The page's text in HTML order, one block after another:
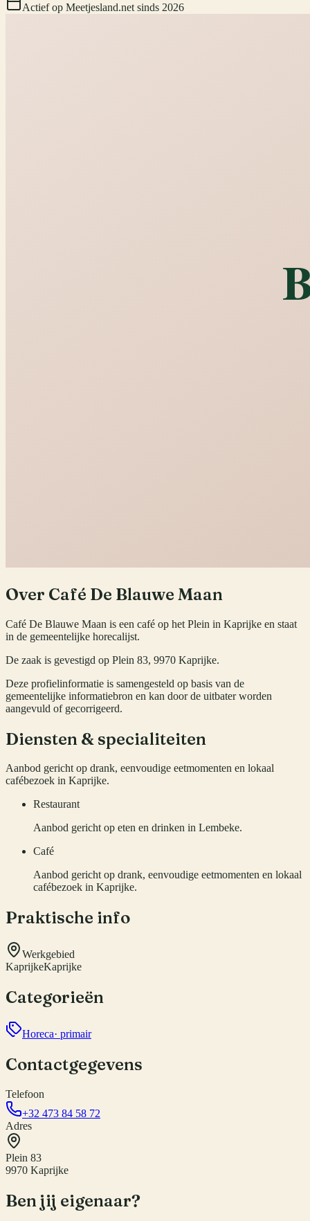
Actief op Meetjesland.net sinds 2026
Over Café De Blauwe Maan
Café De Blauwe Maan is een café op het Plein in Kaprijke en staat
in de gemeentelijke horecalijst.
De zaak is gevestigd op Plein 83, 9970 Kaprijke.
Deze profielinformatie is samengesteld op basis van de
gemeentelijke informatiebron en kan door de uitbater worden
aangevuld of gecorrigeerd.
Diensten & specialiteiten
Aanbod gericht op drank, eenvoudige eetmomenten en lokaal
cafébezoek in Kaprijke.
Restaurant
Aanbod gericht op eten en drinken in Lembeke.
Café
Aanbod gericht op drank, eenvoudige eetmomenten en lokaal
cafébezoek in Kaprijke.
Praktische info
Werkgebied
KaprijkeKaprijke
Categorieën
Horeca· primair
Contactgegevens
Telefoon
+32 473 84 58 72
Adres
Plein 83
9970 Kaprijke
Ben jij eigenaar?